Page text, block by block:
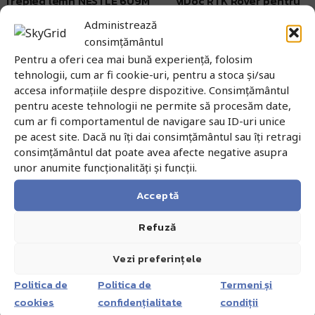
Administrează
consimțământul
Pentru a oferi cea mai bună experiență, folosim
tehnologii, cum ar fi cookie-uri, pentru a stoca și/sau
accesa informațiile despre dispozitive. Consimțământul
pentru aceste tehnologii ne permite să procesăm date,
cum ar fi comportamentul de navigare sau ID-uri unice
pe acest site. Dacă nu îți dai consimțământul sau îți retragi
consimțământul dat poate avea afecte negative asupra
unor anumite funcționalități și funcții.
Acceptă
Refuză
Vezi preferințele
Politica de
cookies
Politica de
confidențialitate
Termeni și
condiții
1.103,00 fără TVA
1.334,63 lei cu TVA
Adaugă în coș
viDoc RTK Rover pentru
telefon iOS
Sună pentru detalii
12
Discută cu un expert!
Ai nevoie de ajutor specializat? Echipa noastră de